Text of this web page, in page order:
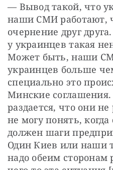
— Вывод такой, что
наши СМИ работают,
очернение друг
у украинцев такая
Может быть, наши
украинцев больше
специально это
Минские
раздается, что они
не могу понять,
должен шаги
Один Киев или наши
надо обеим сторонам